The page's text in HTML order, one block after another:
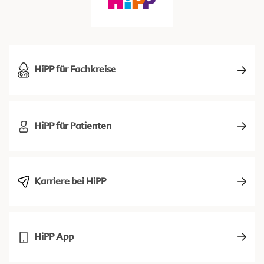
HiPP für Fachkreise
HiPP für Patienten
Karriere bei HiPP
HiPP App